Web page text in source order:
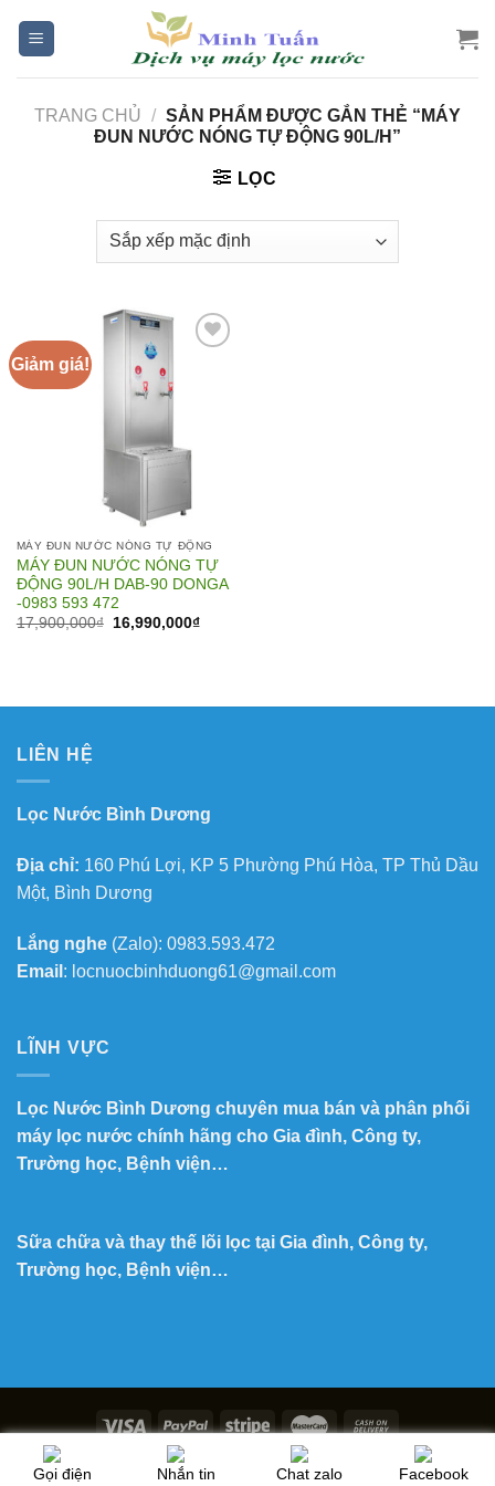
TRANG CHỦ / SẢN PHẨM ĐƯỢC GẮN THẺ “MÁY
ĐUN NƯỚC NÓNG TỰ ĐỘNG 90L/H”
LỌC
Giảm giá!
MÁY ĐUN NƯỚC NÓNG TỰ ĐỘNG
MÁY ĐUN NƯỚC NÓNG TỰ
ĐỘNG 90L/H DAB-90 DONGA
-0983 593 472
17,900,000₫
Giá
16,990,000₫Giá
LIÊN HỆ
Lọc Nước Bình Dương
Địa chỉ: 160 Phú Lợi, KP 5 Phường Phú Hòa, TP Thủ Dầu
Một, Bình Dương
Lắng nghe (Zalo): 0983.593.472
Email : locnuocbinhduong61@gmail.com
LĨNH VỰC
Lọc Nước Bình Dương chuyên mua bán và phân phối
máy lọc nước chính hãng cho Gia đình, Công ty,
Trường học, Bệnh viện…
Sữa chữa và thay thế lõi lọc tại Gia đình, Công ty,
Trường học, Bệnh viện…
Copyright 2026 © Lọc Nước Minh Tuấn
Gọi điện Nhắn tin Chat zalo Facebook